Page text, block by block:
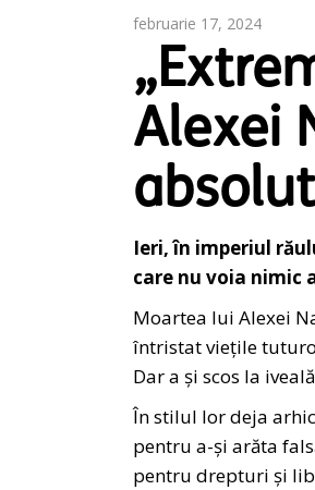
februarie 17, 2024
Alexei
Ieri, în imperiul
care nu voia nimic
Moartea lui Alexei
întristat viețile
Dar a și scos la
În stilul lor deja
pentru a-și arăta
pentru drepturi și